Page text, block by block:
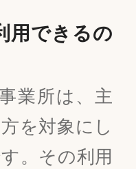
用できるの
業所は、主
を対象にし
。その利用